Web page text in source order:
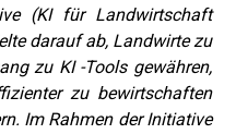
(KI für Landwirtschaft
darauf ab, Landwirte zu
zu KI -Tools gewähren,
zu bewirtschaften
Im Rahmen der Initiative